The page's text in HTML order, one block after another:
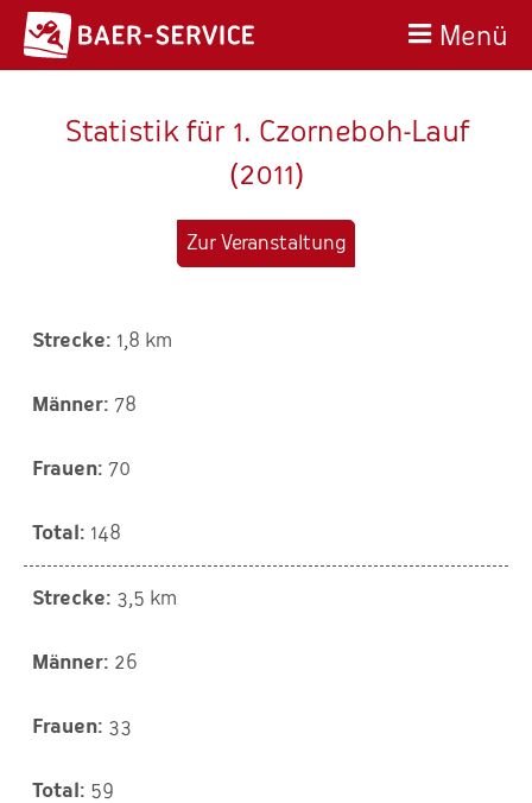
Menü
Statistik für 1. Czorneboh-Lauf
(2011)
Zur Veranstaltung
1,8 km
78
70
148
3,5 km
26
33
59